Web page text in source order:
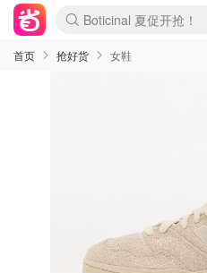
Boticinal 夏促开抢！
4折！lulu周四疯狂上新
还没结束！
Joybuy变相75折 随时
速领！Stanley独家85折
疑似霸哥！Camper额
Zalando 奥莱闪促！每
Moncler反季囤！5折
Coach Brooklyn仅€192
首页 抢好货 女鞋